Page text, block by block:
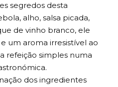
segredos desta
alho, salsa picada,
de vinho branco, ele
um aroma irresistível ao
refeição simples numa
dos ingredientes